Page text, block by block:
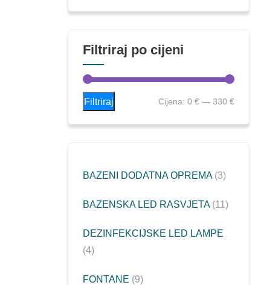
Filtriraj po cijeni
Filtriraj Cijena: 0 €— 330 €
BAZENI DODATNA OPREMA 3
BAZENSKA LED RASVJETA 11
DEZINFEKCIJSKE LED LAMPE
4
FONTANE 9